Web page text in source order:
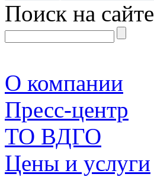
Поиск на сайте
О компании
Пресс-центр
TO ВДГО
Цены и услуги